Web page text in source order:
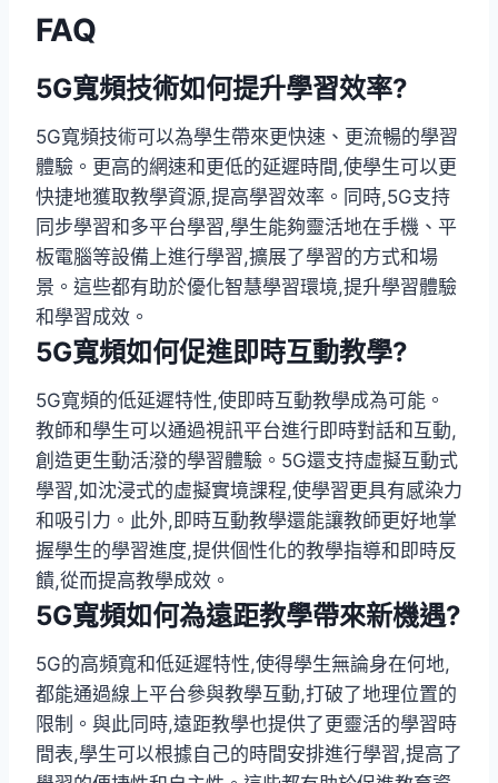
FAQ
5G寬頻技術如何提升學習效率?
5G寬頻技術可以為學生帶來更快速、更流暢的學習
體驗。更高的網速和更低的延遲時間,使學生可以更
快捷地獲取教學資源,提高學習效率。同時,5G支持
同步學習和多平台學習,學生能夠靈活地在手機、平
板電腦等設備上進行學習,擴展了學習的方式和場
景。這些都有助於優化智慧學習環境,提升學習體驗
和學習成效。
5G寬頻如何促進即時互動教學?
5G寬頻的低延遲特性,使即時互動教學成為可能。
教師和學生可以通過視訊平台進行即時對話和互動,
創造更生動活潑的學習體驗。5G還支持虛擬互動式
學習,如沈浸式的虛擬實境課程,使學習更具有感染力
和吸引力。此外,即時互動教學還能讓教師更好地掌
握學生的學習進度,提供個性化的教學指導和即時反
饋,從而提高教學成效。
5G寬頻如何為遠距教學帶來新機遇?
5G的高頻寬和低延遲特性,使得學生無論身在何地,
都能通過線上平台參與教學互動,打破了地理位置的
限制。與此同時,遠距教學也提供了更靈活的學習時
間表,學生可以根據自己的時間安排進行學習,提高了